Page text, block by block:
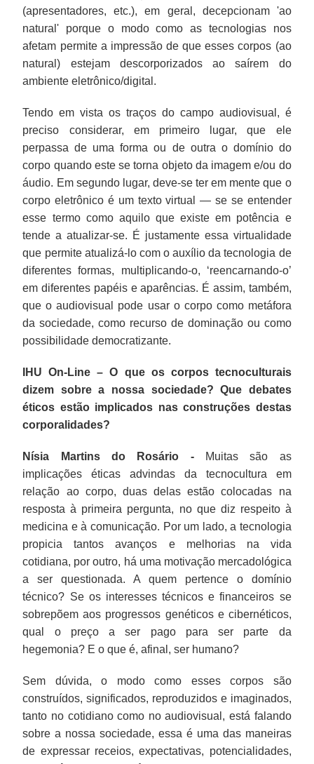
(apresentadores, etc.), em geral, decepcionam 'ao
natural' porque o modo como as tecnologias nos
afetam permite a impressão de que esses corpos (ao
natural) estejam descorporizados ao saírem do
ambiente eletrônico/digital.
Tendo em vista os traços do campo audiovisual, é
preciso considerar, em primeiro lugar, que ele
perpassa de uma forma ou de outra o domínio do
corpo quando este se torna objeto da imagem e/ou do
áudio. Em segundo lugar, deve-se ter em mente que o
corpo eletrônico é um texto virtual — se se entender
esse termo como aquilo que existe em potência e
tende a atualizar-se. É justamente essa virtualidade
que permite atualizá-lo com o auxílio da tecnologia de
diferentes formas, multiplicando-o, ‘reencarnando-o’
em diferentes papéis e aparências. É assim, também,
que o audiovisual pode usar o corpo como metáfora
da sociedade, como recurso de dominação ou como
possibilidade democratizante.
IHU On-Line – O que os corpos tecnoculturais
dizem sobre a nossa sociedade? Que debates
éticos estão implicados nas construções destas
corporalidades?
Nísia Martins do Rosário -Muitas são as
implicações éticas advindas da tecnocultura em
relação ao corpo, duas delas estão colocadas na
resposta à primeira pergunta, no que diz respeito à
medicina e à comunicação. Por um lado, a tecnologia
propicia tantos avanços e melhorias na vida
cotidiana, por outro, há uma motivação mercadológica
a ser questionada. A quem pertence o domínio
técnico? Se os interesses técnicos e financeiros se
sobrepõem aos progressos genéticos e cibernéticos,
qual o preço a ser pago para ser parte da
hegemonia? E o que é, afinal, ser humano?
Sem dúvida, o modo como esses corpos são
construídos, significados, reproduzidos e imaginados,
tanto no cotidiano como no audiovisual, está falando
sobre a nossa sociedade, essa é uma das maneiras
de expressar receios, expectativas, potencialidades,